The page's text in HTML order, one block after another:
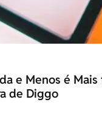
e Menos é
de Diggo